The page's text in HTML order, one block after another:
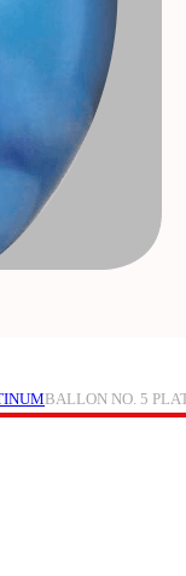
BALLON NO. 5